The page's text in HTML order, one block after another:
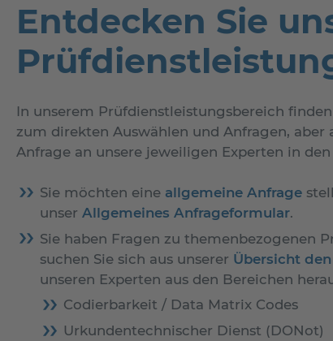
Entdecken Sie
In unserem Prüfdienstleistungsbereich
zum direkten Auswählen und Anfragen, aber
Anfrage an unsere jeweiligen Experten in
Sie möchten eine allgemeine Anfrage
unser Allgemeines Anfrageformular.
Sie haben Fragen zu themenbezogenen
suchen Sie sich aus unserer Übersicht
unseren Experten aus den Bereichen
Codierbarkeit / Data Matrix Codes
Urkundentechnischer Dienst (DONot)